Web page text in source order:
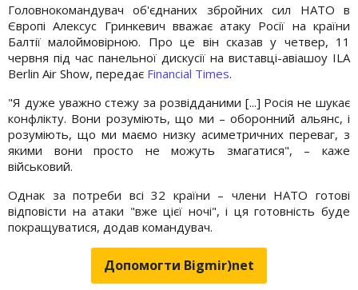
Головнокомандувач об'єднаних збройних сил НАТО в
Європі Алексус Гринкевич вважає атаку Росії на країни
Балтії малоймовірною. Про це він сказав у четвер, 11
червня під час панельної дискусії на виставці-авіашоу ILA
Berlin Air Show, передає Financial Times.
"Я дуже уважно стежу за розвідданими [...] Росія не шукає
конфлікту. Вони розуміють, що ми – оборонний альянс, і
розуміють, що ми маємо низку асиметричних переваг, з
якими вони просто не можуть змагатися", – каже
військовий.
Однак за потреби всі 32 країни – члени НАТО готові
відповісти на атаки "вже цієї ночі", і ця готовність буде
покращуватися, додав командувач.
Допомогти Bigmir)net